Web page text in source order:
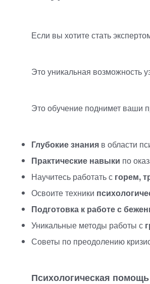
Если вы хотите стать
Это уникальная возможность
Это обучение поднимет ваши
Глубокие знания в области
Практические навыки по
Научитесь работать с горем,
Освоите техники
Подготовка к работе с
Уникальные методы работы с
Советы по преодолению
Психологическая